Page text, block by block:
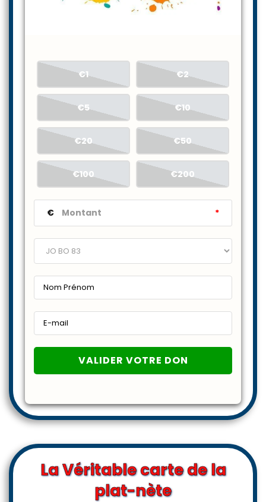
€1 €2
€5 €10
€20 €50
€100 €200
€ *
La Véritable carte de la
plat-nète